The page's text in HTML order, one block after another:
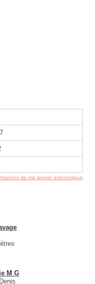
de ma laverie automatique
M G